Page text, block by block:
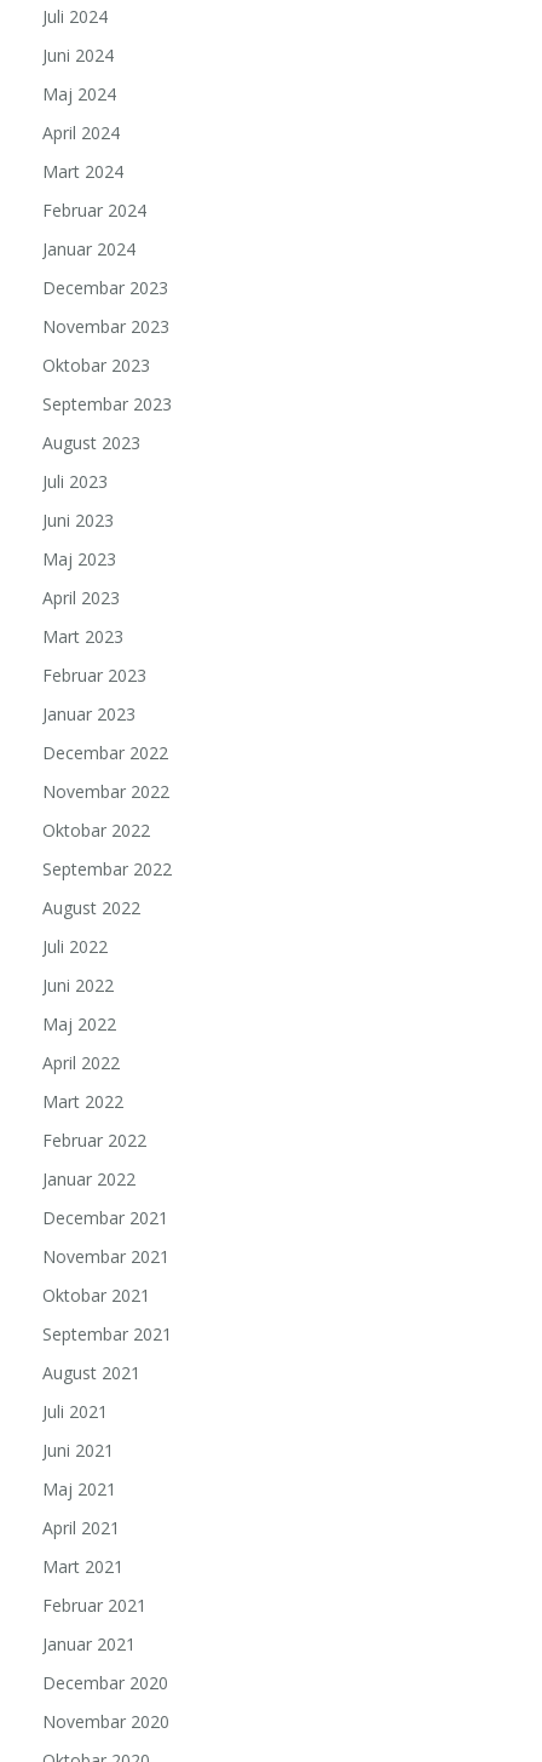
Juli 2024
Juni 2024
Maj 2024
April 2024
Mart 2024
Februar 2024
Januar 2024
Decembar 2023
Novembar 2023
Oktobar 2023
Septembar 2023
August 2023
Juli 2023
Juni 2023
Maj 2023
April 2023
Mart 2023
Februar 2023
Januar 2023
Decembar 2022
Novembar 2022
Oktobar 2022
Septembar 2022
August 2022
Juli 2022
Juni 2022
Maj 2022
April 2022
Mart 2022
Februar 2022
Januar 2022
Decembar 2021
Novembar 2021
Oktobar 2021
Septembar 2021
August 2021
Juli 2021
Juni 2021
Maj 2021
April 2021
Mart 2021
Februar 2021
Januar 2021
Decembar 2020
Novembar 2020